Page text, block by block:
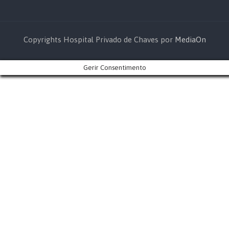
Copyrights Hospital Privado de Chaves por MediaOn
Gerir Consentimento